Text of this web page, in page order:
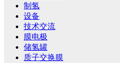
制氢
设备
技术交流
膜电极
储氢罐
质子交换膜